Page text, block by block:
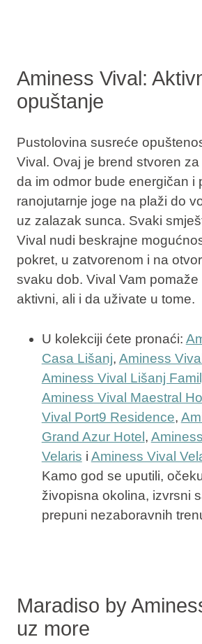
Aminess Vival:
opuštanje
Pustolovina susreće
Vival. Ovaj je brend stvoren za
da im odmor bude energičan i
ranojutarnje joge na plaži do
uz zalazak sunca. Svaki
Vival nudi beskrajne
pokret, u zatvorenom i na
svaku dob. Vival Vam
aktivni, ali i da uživate u tome.
U kolekciji ćete pronaći:
Casa Lišanj, Aminess
Aminess Vival Lišanj
Aminess Vival Maestral
Vival Port9 Residence,
Grand Azur Hotel ,
Velaris i Aminess Vival
Kamo god se uputili,
živopisna okolina, izvrsni
prepuni nezaboravnih
Maradiso by
uz more